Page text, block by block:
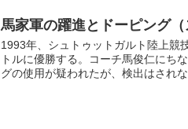
馬家軍の躍進とドーピング（
1993年、シュトゥットガルト陸上競
トルに優勝する。コーチ馬俊仁にち
グの使用が疑われたが、検出はされ